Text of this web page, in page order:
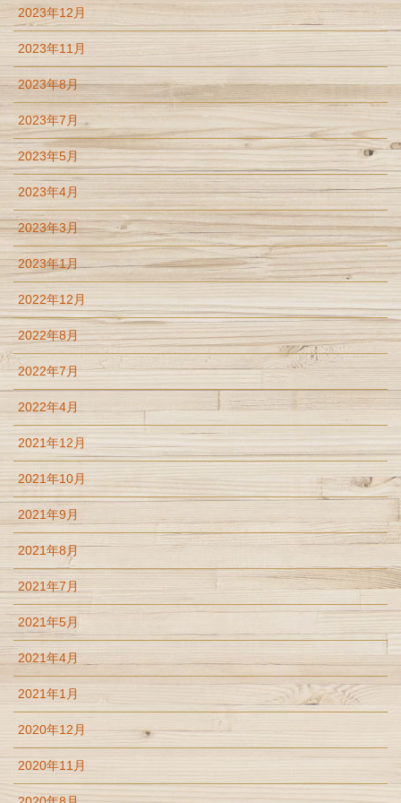
2023年12月
2023年11月
2023年8月
2023年7月
2023年5月
2023年4月
2023年3月
2023年1月
2022年12月
2022年8月
2022年7月
2022年4月
2021年12月
2021年10月
2021年9月
2021年8月
2021年7月
2021年5月
2021年4月
2021年1月
2020年12月
2020年11月